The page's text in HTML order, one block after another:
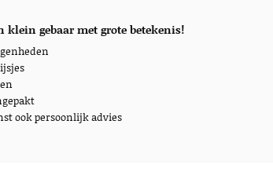
klein gebaar met grote betekenis!
ook persoonlijk advies